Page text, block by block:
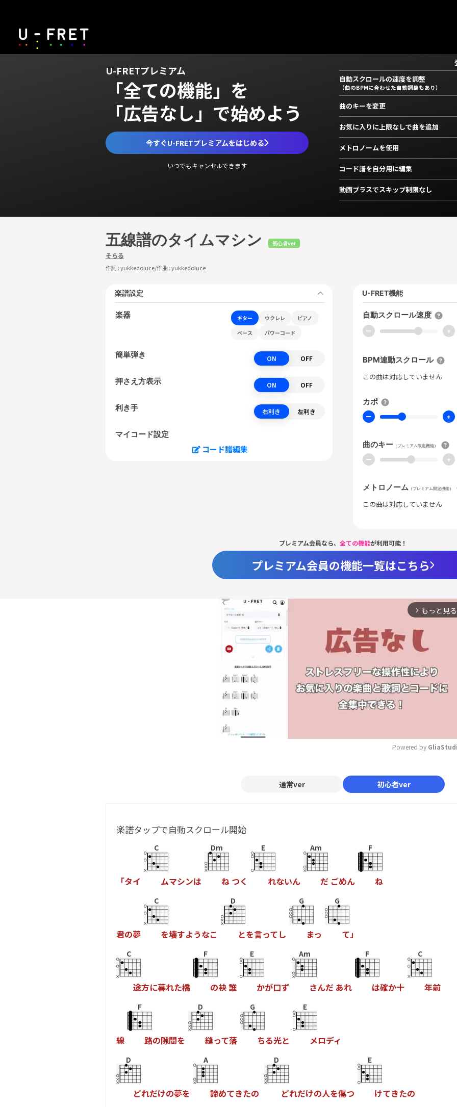
U-FRETプレミアム
「全ての機能」を
「広告なし」で始めよう
今すぐU-FRETプレミアムをはじめる
いつでもキャンセルできます
自動スクロールの速度を調整
（曲のBPMに合わせた自動調整もあり）
曲のキーを変更
お気に入りに上限なしで曲を追加
メトロノームを使用
コード譜を自分用に編集
動画プラスでスキップ制限なし
五線譜のタイムマシン 初心者ver
そらる
作詞 :yukkedoluce/作曲 :yukkedoluce
楽譜設定
楽器 ギター ウクレレ
ピアノ
ベース
パワーコード
簡単弾き ON OFF
押さえ方表示 ON OFF
利き手 右利き 左利き
マイコード設定
コード譜編集
U-FRET機能
自動スクロール速度
ー +
BPM連動スクロール
この曲は対応していません
カポ
ー +
曲のキー （プレミアム限定機能）
ー +
メトロノーム （プレミアム限定機能）
この曲は対応していません
プレミアム会員なら、 全ての機能が利用可能！
プレミアム会員の機能一覧はこちら
arrow_forward_ios もっと見る
Mute
Powered by
通常ver 初心者ver
楽譜タップで自動スクロール開始
「タイ
C
ムマシンは
Dm
ね つく
E
れないん
Am
だ ごめん
F
ね
君の夢
C
を壊すようなこ
D
とを言ってし
G
まっ
G
て」
C
途方に暮れた橋
F
の袂誰
E
かが口ず
Am
さんだ あれ
F
は確か十
C
年前
線
F
路の隙間を
D
縫って落
G
ちる光と
E
メロディ
D
どれだけの夢を
A
諦めてきたの
D
どれだけの人を傷つ
E
けてきたの